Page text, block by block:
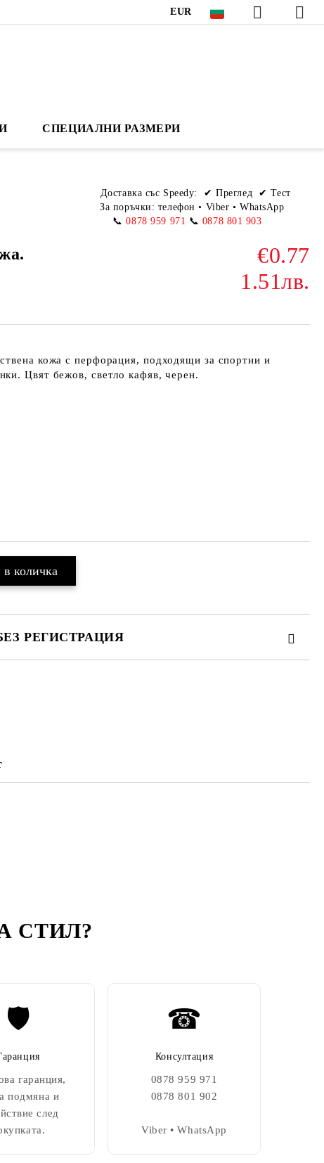
EUR
СПЕЦИАЛНИ РАЗМЕРИ
Доставка със Speedy:
✔ Преглед ✔ Тест
За поръчки: телефон• Viber • WhatsApp
📞 0878 959 971 📞 0878 801 903
€0.77
1.51лв.
кожа с перфорация, подходящи за спортни и
Цвят бежов, светло кафяв, черен.
РЕГИСТРАЦИЯ
СТИЛ?
🛡️
гаранция,
подмяна и
след
☎
Консултация
0878 959 971
0878 801 902
Viber • WhatsApp